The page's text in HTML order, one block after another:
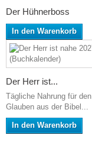
Der Hühnerboss
In den Warenkorb
Der Herr ist...
Tägliche Nahrung für den
Glauben aus der Bibel...
In den Warenkorb